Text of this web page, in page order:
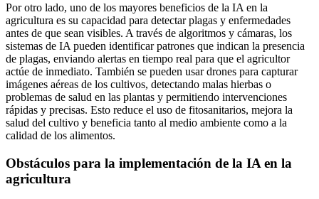
Por otro lado, uno de los mayores beneficios de la IA en la
agricultura es su capacidad para detectar plagas y enfermedades
antes de que sean visibles. A través de algoritmos y cámaras, los
sistemas de IA pueden identificar patrones que indican la presencia
de plagas, enviando alertas en tiempo real para que el agricultor
actúe de inmediato. También se pueden usar drones para capturar
imágenes aéreas de los cultivos, detectando malas hierbas o
problemas de salud en las plantas y permitiendo intervenciones
rápidas y precisas. Esto reduce el uso de fitosanitarios, mejora la
salud del cultivo y beneficia tanto al medio ambiente como a la
calidad de los alimentos.
Obstáculos para la implementación de la IA en la
agricultura